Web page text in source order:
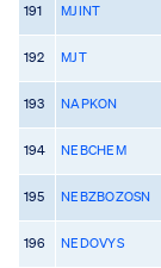
191 MJINT
192 MJT
193 NAPKON
194 NEBCHEM
195 NEBZBOZOSN
196 NEDOVYS